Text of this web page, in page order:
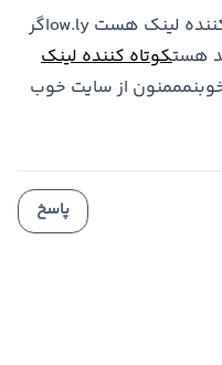
این سایت بهترین کوتاه کننده لینک هست ow.lyاگر
هستکوتاه کننده لینک
از سایت خوب
پاسخ